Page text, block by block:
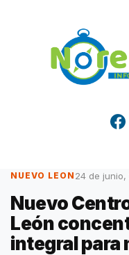
NUEVO LEON 24 de junio,
Nuevo
León
integral para